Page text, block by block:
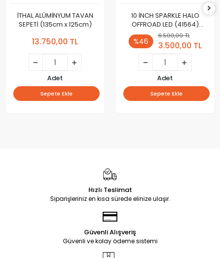
İTHAL ALÜMİNYUM TAVAN
SEPETİ (135cm x 125cm)
13.750,00 TL
Adet
Sepete Ekle
10 İNCH SPARKLE HALO
OFFROAD LED (41564)
(FİYATLARIMIZA KDV
DAHİLDİR. )
%46
6.500,00 TL
3.500,00 TL
Adet
Sepete Ekle
Hızlı Teslimat
Siparişleriniz en kısa sürede elinize ulaşır.
Güvenli Alışveriş
Güvenli ve kolay ödeme sistemi